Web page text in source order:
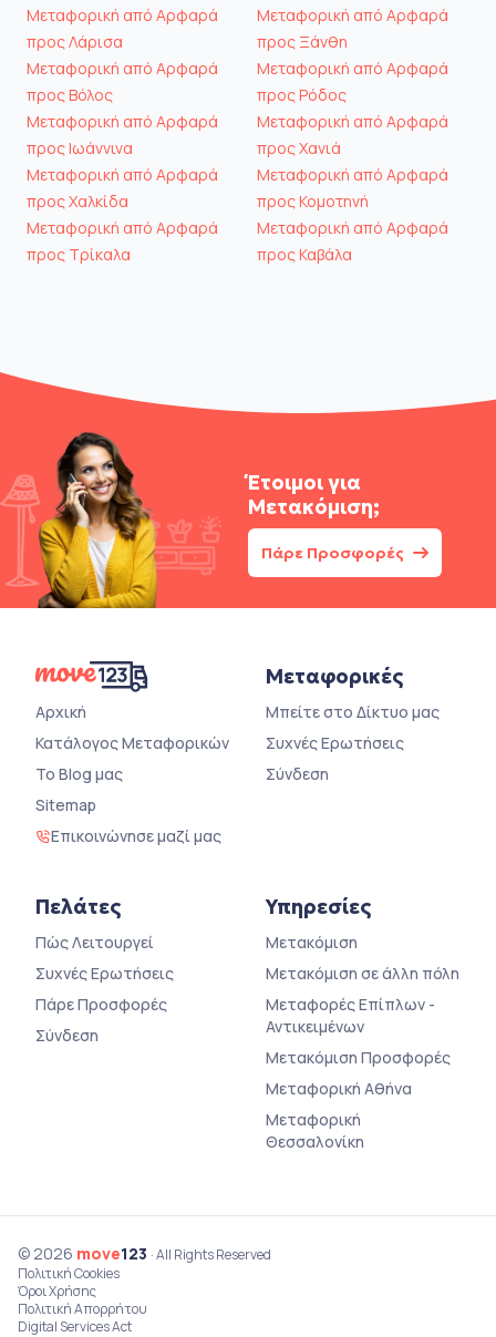
Μεταφορική από Αρφαρά
προς Λάρισα
Μεταφορική από Αρφαρά
προς Βόλος
Μεταφορική από Αρφαρά
προς Ιωάννινα
Μεταφορική από Αρφαρά
προς Χαλκίδα
Μεταφορική από Αρφαρά
προς Τρίκαλα
Μεταφορική από Αρφαρά
προς Ξάνθη
Μεταφορική από Αρφαρά
προς Ρόδος
Μεταφορική από Αρφαρά
προς Χανιά
Μεταφορική από Αρφαρά
προς Κομοτηνή
Μεταφορική από Αρφαρά
προς Καβάλα
Έτοιμοι για
Μετακόμιση;
Πάρε Προσφορές
Αρχική
Κατάλογος Μεταφορικών
Το Blog μας
Sitemap
Επικοινώνησε μαζί μας
Μεταφορικές
Μπείτε στο Δίκτυο μας
Συχνές Ερωτήσεις
Σύνδεση
Πελάτες
Πώς Λειτουργεί
Συχνές Ερωτήσεις
Πάρε Προσφορές
Σύνδεση
Υπηρεσίες
Μετακόμιση
Μετακόμιση σε άλλη πόλη
Μεταφορές Επίπλων -
Αντικειμένων
Μετακόμιση Προσφορές
Μεταφορική Αθήνα
Μεταφορική
Θεσσαλονίκη
© 2026 move123 · All Rights Reserved
Πολιτική Cookies
Όροι Χρήσης
Πολιτική Απορρήτου
Digital Services Act